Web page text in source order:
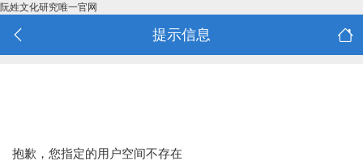
阮姓文化研究唯一官网
提示信息
抱歉，您指定的用户空间不存在